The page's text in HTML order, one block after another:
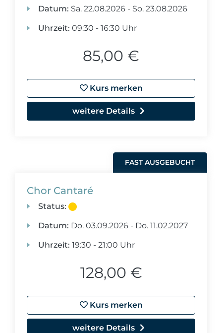
Datum: Sa. 22.08.2026 - So. 23.08.2026
Uhrzeit: 09:30 - 16:30 Uhr
85,00 €
Kurs merken
weitere Details
FAST AUSGEBUCHT
Chor Cantaré
Status:
Datum: Do. 03.09.2026 - Do. 11.02.2027
Uhrzeit: 19:30 - 21:00 Uhr
128,00 €
Kurs merken
weitere Details